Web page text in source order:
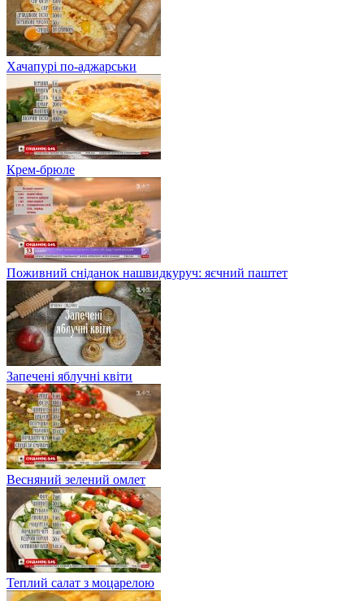
Хачапурі по-аджарськи
Крем-брюле
Поживний сніданок нашвидкуруч: яєчний паштет
Запечені яблучні квіти
Весняний зелений омлет
Теплий салат з моцарелою